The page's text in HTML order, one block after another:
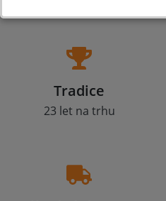
Tradice
23 let na trhu